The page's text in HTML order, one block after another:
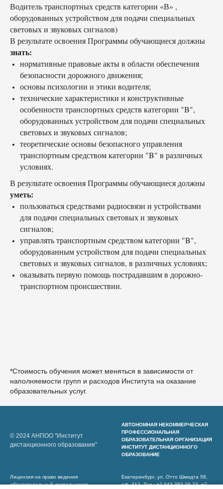
Водитель транспортных средств категории «В» ,
оборудованных устройством для подачи специальных
световых и звуковых сигналов)
В результате освоения Программы обучающиеся должны
знать:
нормативные правовые акты в области обеспечения
безопасности дорожного движения;
основы психологии и этики водителя;
технические характеристики и конструктивные
особенности транспортных средств категории "B",
оборудованных устройством для подачи специальных
световых и звуковых сигналов;
теоретические основы безопасного управления
транспортным средством категории "B" в различных
условиях.
В результате освоения Программы обучающиеся должны
уметь:
пользоваться средствами радиосвязи и устройствами
для подачи специальных световых и звуковых
сигналов;
управлять транспортным средством категории "B",
оборудованным устройством для подачи специальных
световых и звуковых сигналов, в различных условиях;
оказывать первую помощь пострадавшим в дорожно-
транспортном происшествии.
*Стоимость обучения может меняться в зависимости от
наполняемости групп и расходов Института на оказание
образовательных услуг.
© 2024 АНПОО "Институт
дистанционного образования"
АВТОНОМНАЯ НЕКОММЕРЧЕСКАЯ
ПРОФЕССИОНАЛЬНАЯ
ОБРАЗОВАТЕЛЬНАЯ ОРГАНИЗАЦИЯ
ИНСТИТУТ ДИСТАНЦИОННОГО
ОБРАЗОВАНИЕ
Лицензия на право ведения
образовательный деятельности
Екатеринбург, ул. Отто Шмидта 58,
оф. 312. Тел.: +7 343 383 26 73, +7